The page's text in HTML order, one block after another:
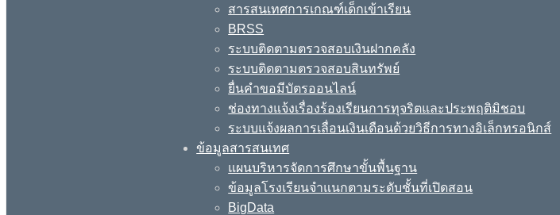
สารสนเทศการเกณฑ์เด็กเข้าเรียน
BRSS
ระบบติดตามตรวจสอบเงินฝากคลัง
ระบบติดตามตรวจสอบสินทรัพย์
ยื่นคำขอมีบัตรออนไลน์
ช่องทางแจ้งเรื่องร้องเรียนการทุจริตและประพฤติมิชอบ
ระบบแจ้งผลการเลื่อนเงินเดือนด้วยวิธีการทางอิเล็กทรอนิกส์
ข้อมูลสารสนเทศ
แผนบริหารจัดการศึกษาขั้นพื้นฐาน
ข้อมูลโรงเรียนจำแนกตามระดับชั้นที่เปิดสอน
BigData